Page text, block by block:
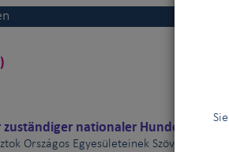
zuständiger nationaler Hundeverband
Országos Egyesületeinek Szövetsége